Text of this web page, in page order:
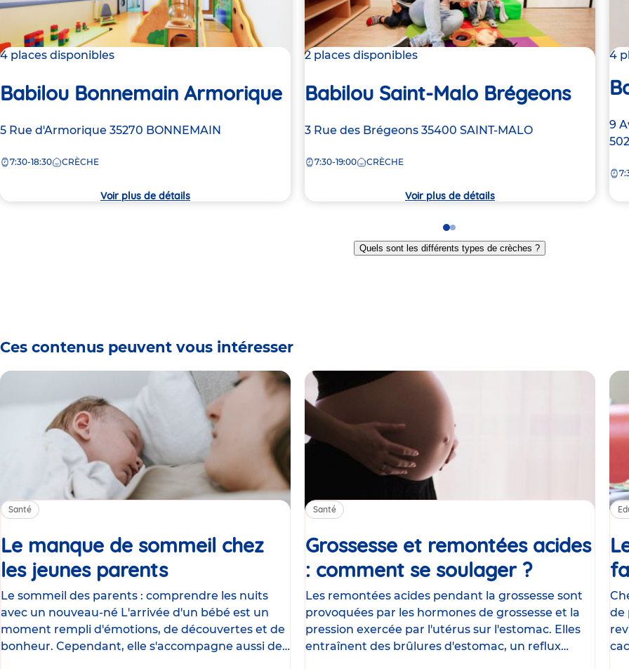
4 places disponibles
Babilou Bonnemain Armorique
Adresse
la
5 Rue d'Armorique 35270 BONNEMAIN
7:30-18:30 CRÈCHE
Voir plus de détails
2 places disponibles
Babilou Saint-Malo Brégeons
Adresse
la
3 Rue des Brégeons 35400 SAINT-MALO
7:30-19:00 CRÈCHE
Voir plus de détails
4
de
9
Go
to
slide
Go
to
slide
Quels sont les différents types de crèches ?
Ces contenus peuvent vous intéresser
Santé
Le manque de sommeil chez
les jeunes parentsArticle
Le sommeil des parents : comprendre les nuits
avec un nouveau-né L'arrivée d'un bébé est un
moment rempli d'émotions, de découvertes et de
bonheur. Cependant, elle s'accompagne aussi de
Santé
Grossesse et remontées acides
: comment se soulager ?Article
Les remontées acides pendant la grossesse sont
provoquées par les hormones de grossesse et la
pression exercée par l'utérus sur l'estomac. Elles
entraînent des brûlures d'estomac, un reflux
de